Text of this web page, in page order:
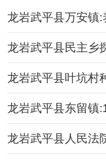
龙岩武平县万安镇:
龙岩武平县民主乡
龙岩武平县叶坑村
龙岩武平县东留镇
龙岩武平县人民法